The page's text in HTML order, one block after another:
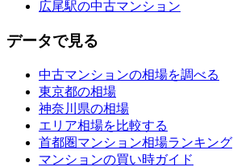
広尾駅の中古マンション
データで見る
中古マンションの相場を調べる
東京都の相場
神奈川県の相場
エリア相場を比較する
首都圏マンション相場ランキング
マンションの買い時ガイド